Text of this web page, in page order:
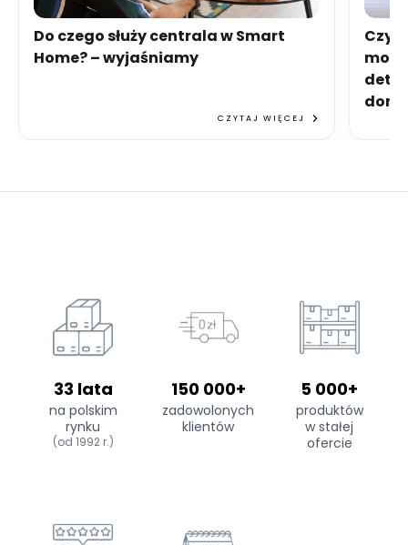
Do czego służy centrala w Smart
Home? – wyjaśniamy
CZYTAJ WIĘCEJ
Czy
33 lata
na polskim
rynku
(od 1992 r.)
150 000+
zadowolonych
klientów
5 000+
produktów
w stałej
ofercie